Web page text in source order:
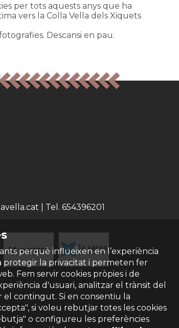
per tots aquests anys que ha
vers la Colla Vella dels Xiquets
Descansi en pau.
perquè influeixen en l’experiència
protegir la privacitat i permeten fer
Fem servir cookies pròpies i de
d'usuari, analitzar el trànsit del
el contingut. Si en consentiu la
si voleu rebutjar totes les cookies
o configureu les preferències
| Tel. 654396201